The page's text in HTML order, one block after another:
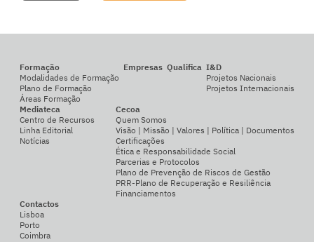
Formação
Modalidades de Formação
Plano de Formação
Áreas Formação
Empresas Qualifica I&D
Projetos Nacionais
Projetos Internacionais
Mediateca
Centro de Recursos
Linha Editorial
Notícias
Cecoa
Quem Somos
Visão | Missão | Valores | Política | Documentos
Certificações
Ética e Responsabilidade Social
Parcerias e Protocolos
Plano de Prevenção de Riscos de Gestão
PRR-Plano de Recuperação e Resiliência
Financiamentos
Contactos
Lisboa
Porto
Coimbra